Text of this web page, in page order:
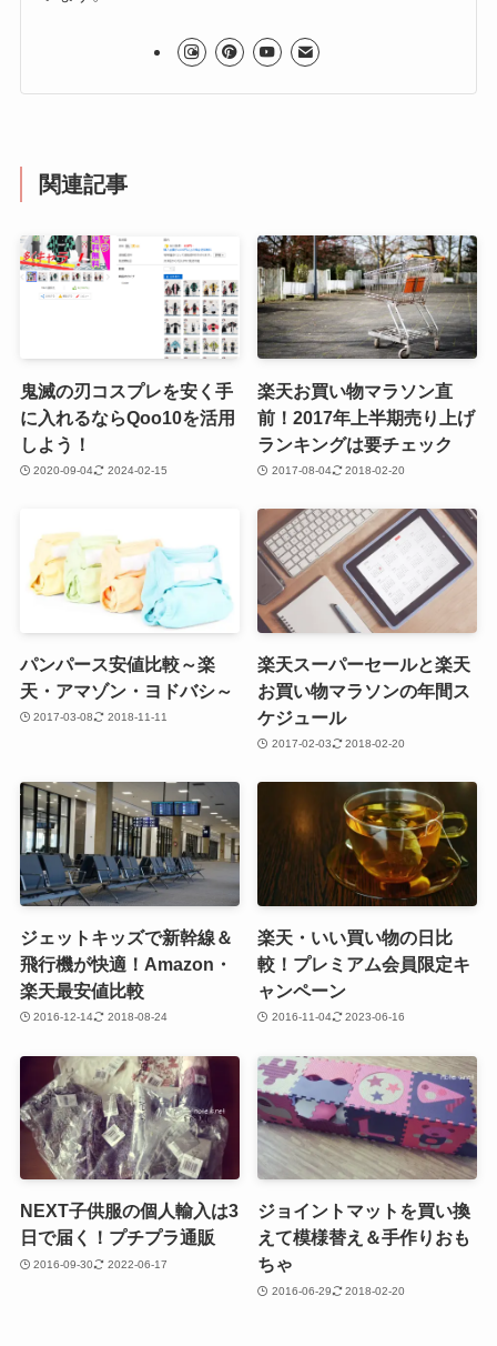
関連記事
鬼滅の刃コスプレを安く手
に入れるならQoo10を活用
しよう！
2020-09-04 2024-02-15
楽天お買い物マラソン直
前！2017年上半期売り上げ
ランキングは要チェック
2017-08-04 2018-02-20
パンパース安値比較～楽
天・アマゾン・ヨドバシ～
2017-03-08 2018-11-11
楽天スーパーセールと楽天
お買い物マラソンの年間ス
ケジュール
2017-02-03 2018-02-20
ジェットキッズで新幹線＆
飛行機が快適！Amazon・
楽天最安値比較
2016-12-14 2018-08-24
楽天・いい買い物の日比
較！プレミアム会員限定キ
ャンペーン
2016-11-04 2023-06-16
NEXT子供服の個人輸入は3
日で届く！プチプラ通販
2016-09-30 2022-06-17
ジョイントマットを買い換
えて模様替え＆手作りおも
ちゃ
2016-06-29 2018-02-20